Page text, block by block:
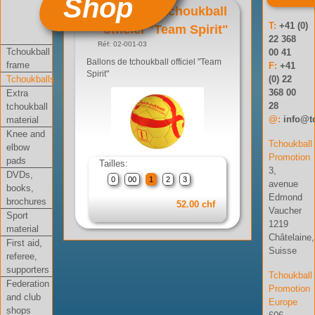
Shop
Tchoukball
frame
Tchoukballs
Extra
tchoukball
material
Knee and
elbow
pads
DVDs,
books,
brochures
Sport
material
First aid,
referee,
supporters
Federation
and club
shops
Ballon de tchoukball
officiel "Team Spirit"
Réf: 02-001-03
Ballons de tchoukball officiel "Team
Spirit"
Tailles:
0 00 1 2 3
52.00 chf
T:+41 (0)
22 368
00 41
F:+41
(0) 22
368 00
28
@:
Tchoukball
Promotion
3,
avenue
Edmond
Vaucher
1219
Châtelaine,
Suisse
Tchoukball
Promotion
Europe